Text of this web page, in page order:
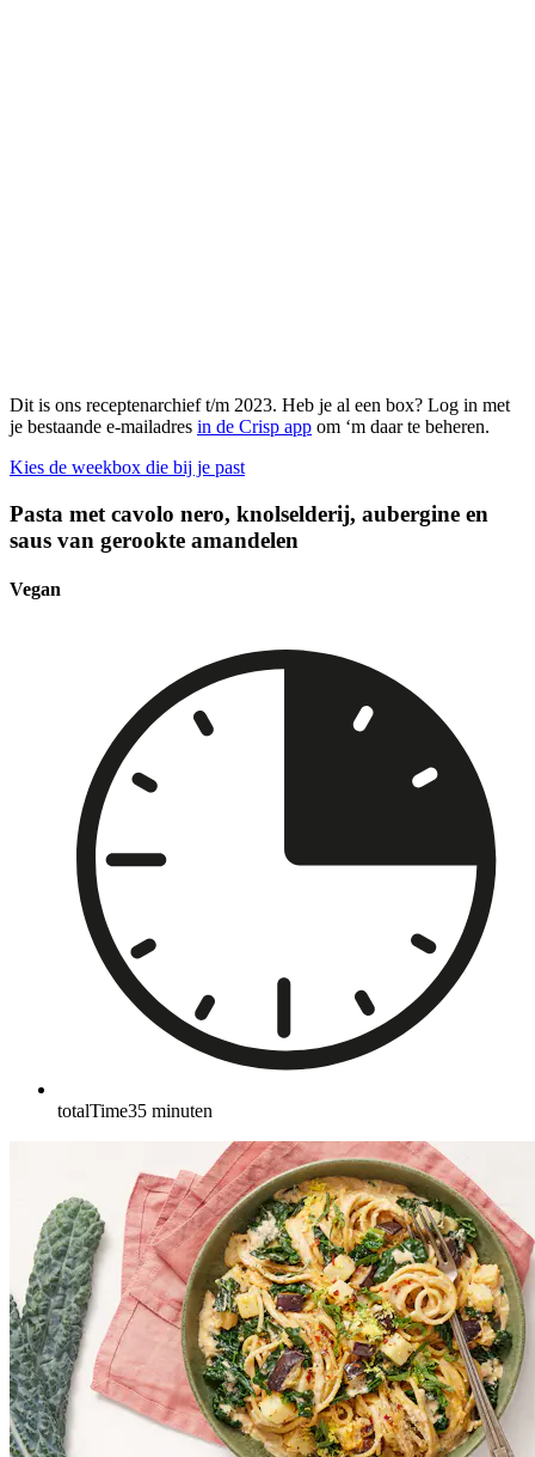
Dit is ons receptenarchief t/m 2023. Heb je al een box? Log in met
je bestaande e-mailadres in de Crisp app om ‘m daar te beheren.
Kies de weekbox die bij je past
Pasta met cavolo nero, knolselderij, aubergine en
saus van gerookte amandelen
Vegan
totalTime35 minuten